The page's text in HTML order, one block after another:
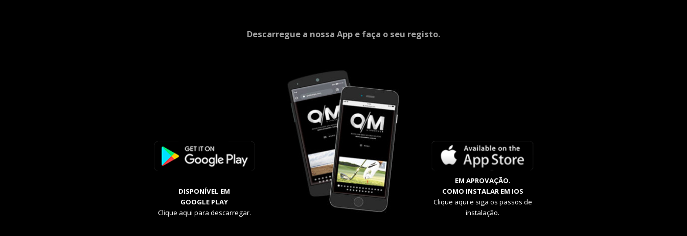
Descarregue a nossa App e faça o seu registo.
DISPONÍVEL EM
GOOGLE PLAY
Clique aqui para descarregar.
EM APROVAÇÃO.
COMO INSTALAR EM IOS
Clique aqui e siga os passos de
instalação.